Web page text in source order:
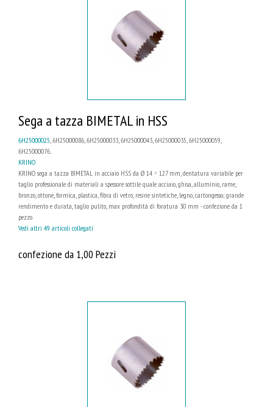
Sega a tazza BIMETAL in HSS
6H25000025, 6H25000086, 6H25000033, 6H25000043, 6H25000035, 6H25000059,
6H25000076...
KRINO
KRINO sega a tazza BIMETAL in acciaio HSS da Ø 14 ÷ 127 mm, dentatura variabile per
taglio professionale di materiali a spessore sottile quale acciaio, ghisa, alluminio, rame,
bronzo, ottone, formica, plastica, fibra di vetro, resine sintetiche, legno, cartongesso; grande
rendimento e durata, taglio pulito, max profondità di foratura 30 mm - confezione da 1
pezzo
Vedi altri 49 articoli collegati
confezione da 1,00 Pezzi